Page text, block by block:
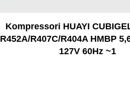
Kompressori HUAYI
R452A/R407C/R404A HMBP
127V 60Hz ~1